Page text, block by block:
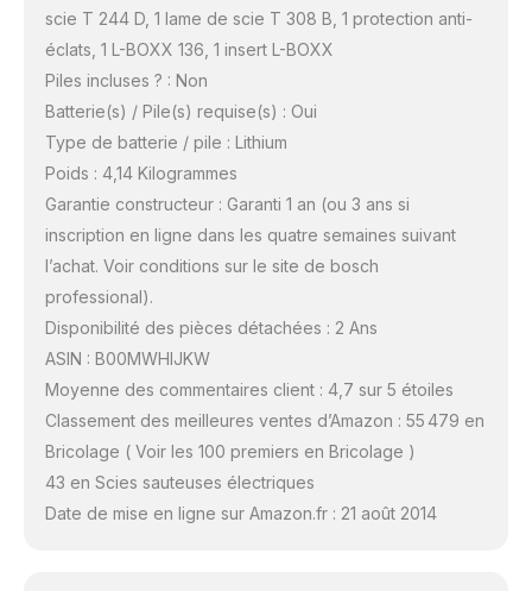
scie T 244 D, 1 lame de scie T 308 B, 1 protection anti-
éclats, 1 L-BOXX 136, 1 insert L-BOXX
Piles incluses ? : Non
Batterie(s) / Pile(s) requise(s) : Oui
Type de batterie / pile : Lithium
Poids : 4,14 Kilogrammes
Garantie constructeur : Garanti 1 an (ou 3 ans si
inscription en ligne dans les quatre semaines suivant
l’achat. Voir conditions sur le site de bosch
professional).
Disponibilité des pièces détachées : 2 Ans
ASIN : B00MWHIJKW
Moyenne des commentaires client : 4,7 sur 5 étoiles
Classement des meilleures ventes d’Amazon : 55 479 en
Bricolage ( Voir les 100 premiers en Bricolage )
43 en Scies sauteuses électriques
Date de mise en ligne sur Amazon.fr : 21 août 2014